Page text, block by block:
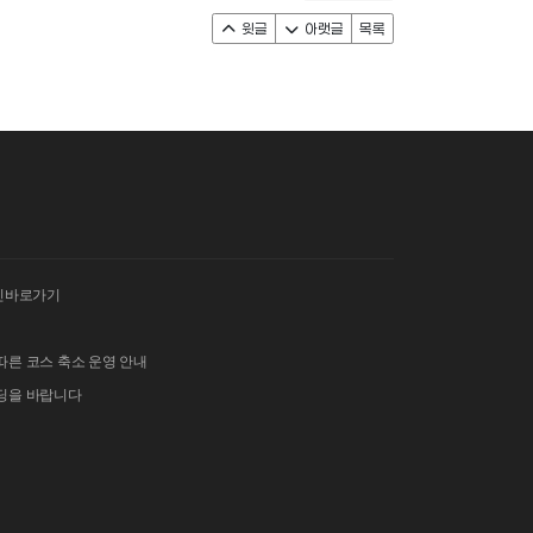
윗글 아랫글 목록
로가기
른 코스 축소 운영 안내
을 바랍니다